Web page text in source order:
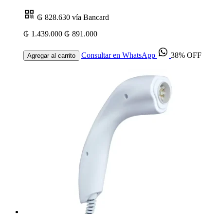
₲ 828.630 vía Bancard
₲ 1.439.000 ₲ 891.000
Agregar al carrito Consultar en WhatsApp 38% OFF